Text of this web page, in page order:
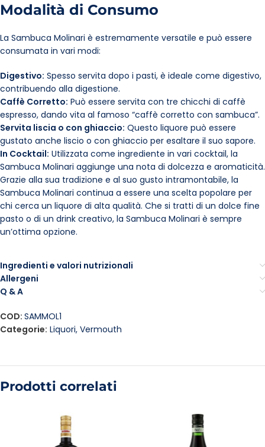
Modalità di Consumo
La Sambuca Molinari è estremamente versatile e può essere
consumata in vari modi:
Digestivo: Spesso servita dopo i pasti, è ideale come digestivo,
contribuendo alla digestione.
Caffè Corretto: Può essere servita con tre chicchi di caffè
espresso, dando vita al famoso “caffè corretto con sambuca”.
Servita liscia o con ghiaccio: Questo liquore può essere
gustato anche liscio o con ghiaccio per esaltare il suo sapore.
In Cocktail: Utilizzata come ingrediente in vari cocktail, la
Sambuca Molinari aggiunge una nota di dolcezza e aromaticità.
Grazie alla sua tradizione e al suo gusto intramontabile, la
Sambuca Molinari continua a essere una scelta popolare per
chi cerca un liquore di alta qualità. Che si tratti di un dolce fine
pasto o di un drink creativo, la Sambuca Molinari è sempre
un’ottima opzione.
Ingredienti e valori nutrizionali
Allergeni
Q & A
COD: SAMMOL1
Categorie: Liquori, Vermouth
Prodotti correlati